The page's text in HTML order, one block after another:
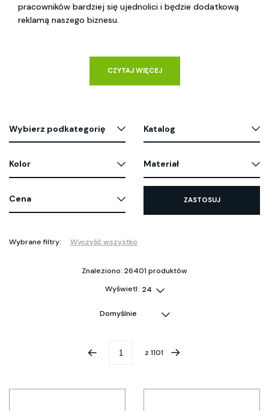
pracowników bardziej się ujednolici i będzie dodatkową
reklamą naszego biznesu.
CZYTAJ WIĘCEJ
Wybierz podkategorię Katalog
Kolor Materiał
Cena ZASTOSUJ
Wybrane filtry: Wyczyść wszystko
Znaleziono: 26401 produktów
Wyświetl:
z 1101